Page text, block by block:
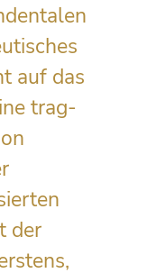
auf das
trag-
der